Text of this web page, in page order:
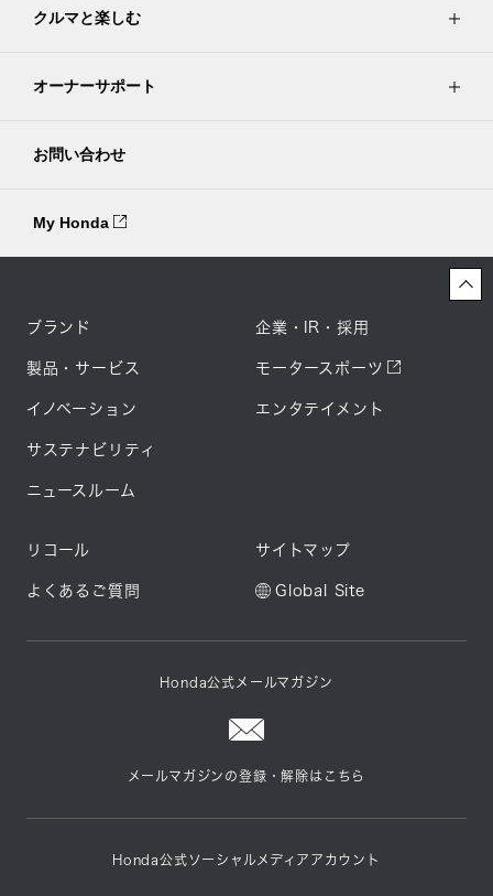
クルマと楽しむ
オーナーサポート
お問い合わせ
My Honda
ブランド
製品・サービス
イノベーション
サステナビリティ
ニュースルーム
企業・IR・採用
モータースポーツ
エンタテイメント
リコール
よくあるご質問
サイトマップ
Global Site
Honda公式メールマガジン
メールマガジンの登録・解除はこちら
Honda公式ソーシャルメディアアカウント